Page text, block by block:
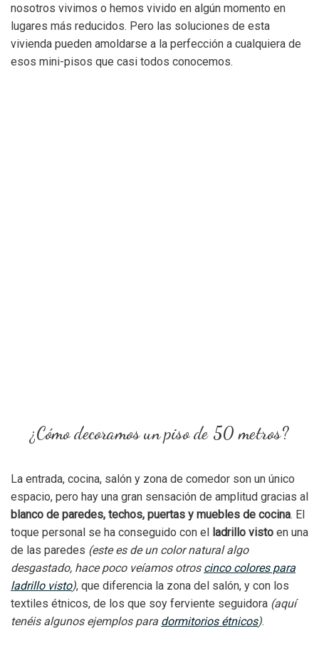
nosotros vivimos o hemos vivido en algún momento en
lugares más reducidos. Pero las soluciones de esta
vivienda pueden amoldarse a la perfección a cualquiera de
esos mini-pisos que casi todos conocemos.
¿Cómo decoramos un piso de 50 metros?
La entrada, cocina, salón y zona de comedor son un único
espacio, pero hay una gran sensación de amplitud gracias al
blanco de paredes, techos, puertas y muebles de cocina. El
toque personal se ha conseguido con el ladrillo visto en una
de las paredes (este es de un color natural algo
desgastado, hace poco veíamos otros cinco colores para
ladrillo visto), que diferencia la zona del salón, y con los
textiles étnicos, de los que soy ferviente seguidora (aquí
tenéis algunos ejemplos para dormitorios étnicos).